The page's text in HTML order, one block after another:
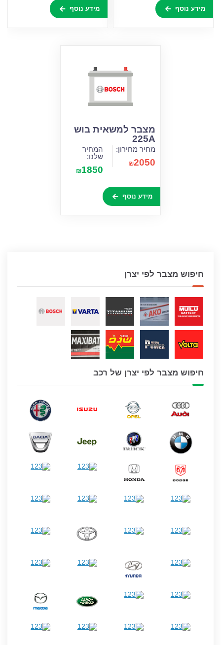
מידע נוסף מידע נוסף
מצבר למשאית בוש
225A
מחיר מחירון:
₪2050
המחיר
שלנו:
₪1850
מידע נוסף
חיפוש מצבר לפי יצרן
חיפוש מצבר לפי יצרן של רכב